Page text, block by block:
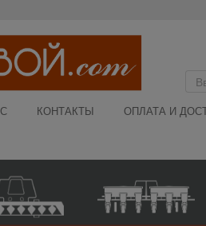
КОНТАКТЫ ОПЛАТА И